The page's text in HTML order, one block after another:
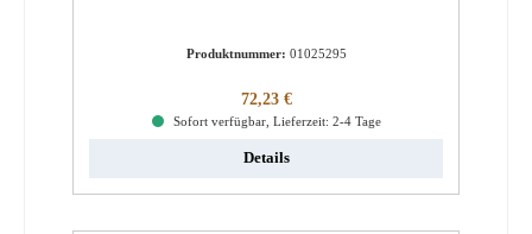
Produktnummer: 01025295
Regulärer Preis:
72,23 €
Sofort verfügbar, Lieferzeit: 2-4 Tage
Details